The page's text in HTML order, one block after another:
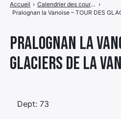
Pralognan la
GLACIERS DE LA
Accueil › Calendrier des courses ›
Pralognan la Vanoise – TOUR DES
Dept: 73
de